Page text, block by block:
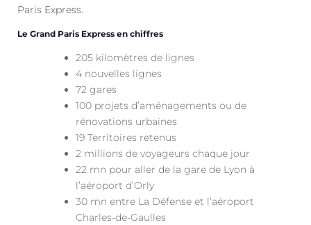
Paris Express.
Le Grand Paris Express en chiffres
205 kilomètres de lignes
4 nouvelles lignes
72 gares
100 projets d’aménagements ou de
rénovations urbaines
19 Territoires retenus
2 millions de voyageurs chaque jour
22 mn pour aller de la gare de Lyon à
l’aéroport d’Orly
30 mn entre La Défense et l’aéroport
Charles-de-Gaulles